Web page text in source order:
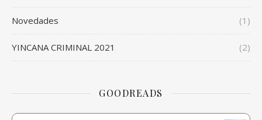
Novedades (1)
YINCANA CRIMINAL 2021 (2)
GOODREADS